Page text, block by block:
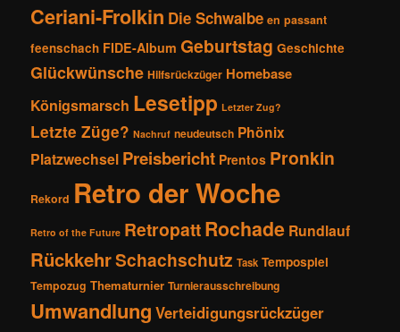
Ceriani-Frolkin Die Schwalbe en passant
feenschach FIDE-Album Geburtstag Geschichte
Glückwünsche Hilfsrückzüger Homebase
Königsmarsch Lesetipp Letzter Zug?
Letzte Züge? Nachruf neudeutsch Phönix
Platzwechsel Preisbericht Prentos Pronkin
Rekord Retro der Woche
Retro of the Future RetropattRochade Rundlauf
RückkehrSchachschutz Task Tempospiel
Tempozug Thematurnier Turnierausschreibung
Umwandlung Verteidigungsrückzüger